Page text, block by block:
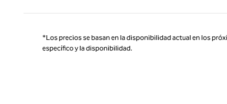
*Los precios se basan en la disponibilidad actual en los
específico y la disponibilidad.